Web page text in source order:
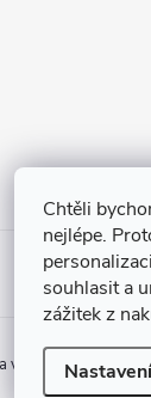
Chtěli
nejlépe.
souhlasit a
zážitek z
Nastavení
vyhrazena.